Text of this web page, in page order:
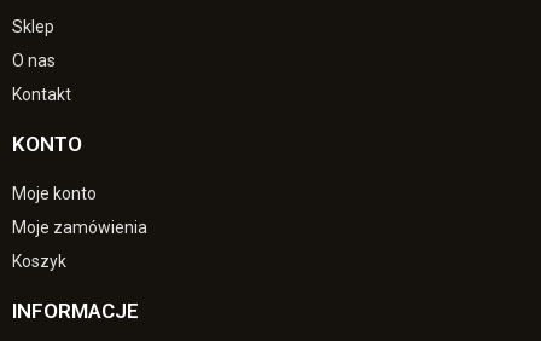
Sklep
O nas
Kontakt
KONTO
Moje konto
Moje zamówienia
Koszyk
INFORMACJE